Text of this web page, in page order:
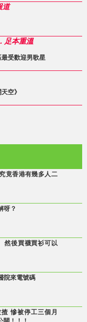
道
足本重溫
受歡迎男歌星
空》
竟香港有幾多人二
呀？
然後買襪買衫可以
院來電號碼
慘被停工三個月